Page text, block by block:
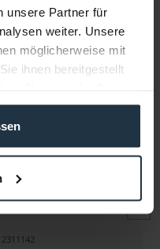
unsere Partner für
weiter. Unsere
möglicherweise mit
ihnen bereitgestellt
look at
Akku
3 mit 98,8 Wh,...